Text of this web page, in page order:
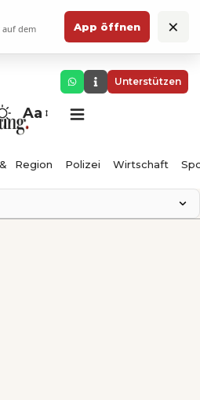
auf dem
App öffnen ×
Unterstützen
Aa
Region Polizei Wirtschaft